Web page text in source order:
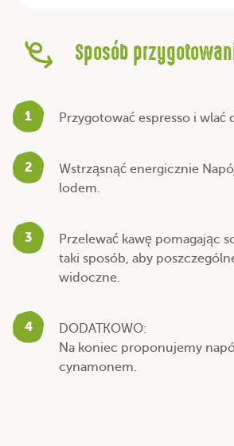
Sposób
1 Przygotować espresso i wlać
2
Wstrząsnąć energicznie
lodem.
3
Przelewać kawę pomagając
taki sposób, aby
widoczne.
4
DODATKOWO:
Na koniec proponujemy
cynamonem.